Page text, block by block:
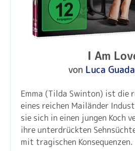
I Am
von Luca
Emma (Tilda Swinton) ist die
eines reichen Mailänder
sie sich in einen jungen Koch
ihre unterdrückten
mit tragischen Konsequenzen.